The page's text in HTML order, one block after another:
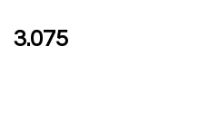
3.075